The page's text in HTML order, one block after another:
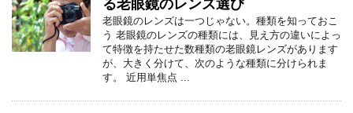
る老眼鏡のレンズ選び
老眼鏡のレンズは一つじゃない。種類を知っておこ
う 老眼鏡のレンズの種類には、見え方の違いによっ
て特徴を持たせた数種類の老眼鏡レンズがあります
が、大きく分けて、次のような種類に分けられま
す。 近用単焦点 ...